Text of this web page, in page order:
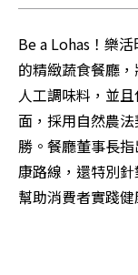
Be a Lohas！樂
的精緻蔬食餐廳
人工調味料，並
面，採用自然農
勝。餐廳董事長
康路線，還特別
幫助消費者實踐